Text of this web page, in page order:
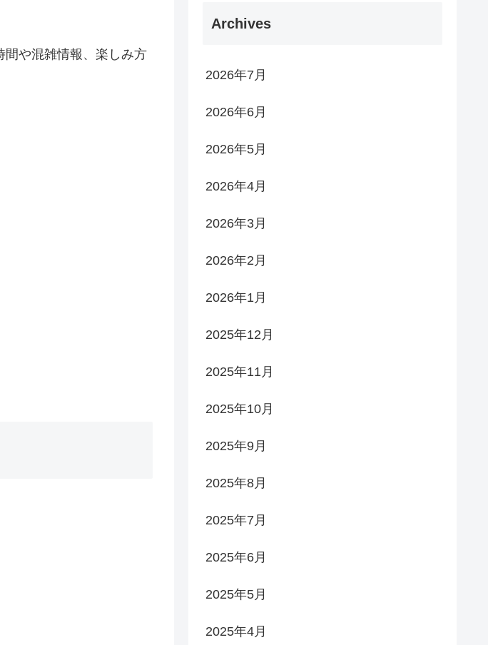
間や混雑情報、楽しみ方
Archives
2026年7月
2026年6月
2026年5月
2026年4月
2026年3月
2026年2月
2026年1月
2025年12月
2025年11月
2025年10月
2025年9月
2025年8月
2025年7月
2025年6月
2025年5月
2025年4月